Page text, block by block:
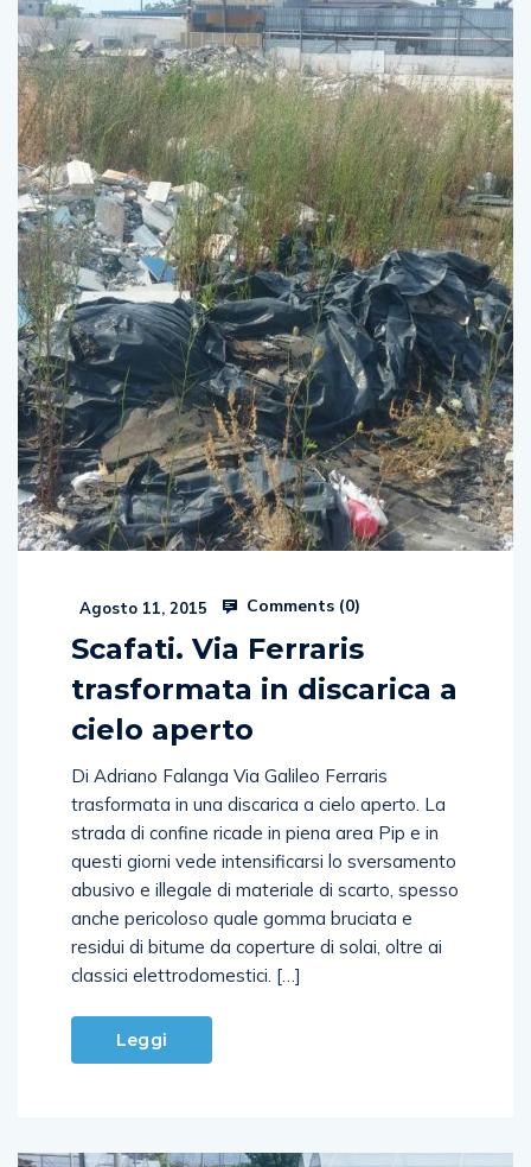
Agosto 11, 2015 Comments (0)
Scafati. Via Ferraris
trasformata in discarica a
cielo aperto
Di Adriano Falanga Via Galileo Ferraris
trasformata in una discarica a cielo aperto. La
strada di confine ricade in piena area Pip e in
questi giorni vede intensificarsi lo sversamento
abusivo e illegale di materiale di scarto, spesso
anche pericoloso quale gomma bruciata e
residui di bitume da coperture di solai, oltre ai
classici elettrodomestici. […]
Leggi